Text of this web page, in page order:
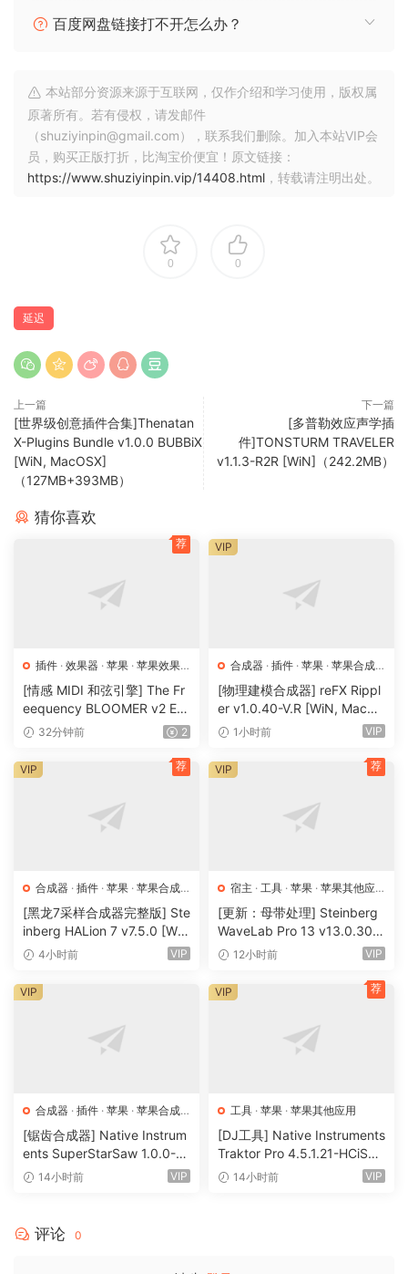
– additional motion mode
百度网盘链接打不开怎么办？
本站部分资源来源于互联网，仅作介绍和学习使用，版权属
原著所有。若有侵权，请发邮件
（shuziyinpin@gmail.com），联系我们删除。加入本站VIP会
员，购买正版打折，比淘宝价便宜！原文链接：
https://www.shuziyinpin.vip/14408.html ，转载请注明出处。
0 0
延迟
上一篇
[世界级创意插件合集]Thenatan
X-Plugins Bundle v1.0.0 BUBBiX
[WiN, MacOSX]
（127MB+393MB）
下一篇
[多普勒效应声学插
件]TONSTURM TRAVELER
v1.1.3-R2R [WiN]（242.2MB）
猜你喜欢
插件 · 效果器 · 苹果 · 苹果效果
器
[情感 MIDI 和弦引擎] The Fr
eequency BLOOMER v2 Em
otional Chord Engine [WiN,
32分钟前 2
荐
合成器 · 插件 · 苹果 · 苹果合成
器
[物理建模合成器] reFX Rippl
er v1.0.40-V.R [WiN, MacO
SX]（55MB）
1小时前 VIP
VIP
合成器 · 插件 · 苹果 · 苹果合成
器
[黑龙7采样合成器完整版] Ste
inberg HALion 7 v7.5.0 [Wi
N, MacOSX]（673.3MB+92
4小时前 VIP
VIP 荐
宿主 · 工具 · 苹果 · 苹果其他应
用· 苹果宿主
[更新：母带处理] Steinberg
WaveLab Pro 13 v13.0.30
+安装方法 [WiN, MacOSX]
12小时前 VIP
VIP 荐
合成器 · 插件 · 苹果 · 苹果合成
器
[锯齿合成器] Native Instrum
ents SuperStarSaw 1.0.0-H
CiSO [MacOSX]（182.43M
14小时前 VIP
VIP
工具 · 苹果 · 苹果其他应用
[DJ工具] Native Instruments
Traktor Pro 4.5.1.21-HCiSO
[MacOSX]（402.83MB）
14小时前 VIP
VIP 荐
评论 0